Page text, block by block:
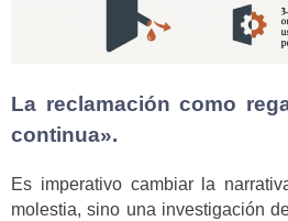
La reclamación como
continua».
Es imperativo cambiar la
molestia, sino una investigación